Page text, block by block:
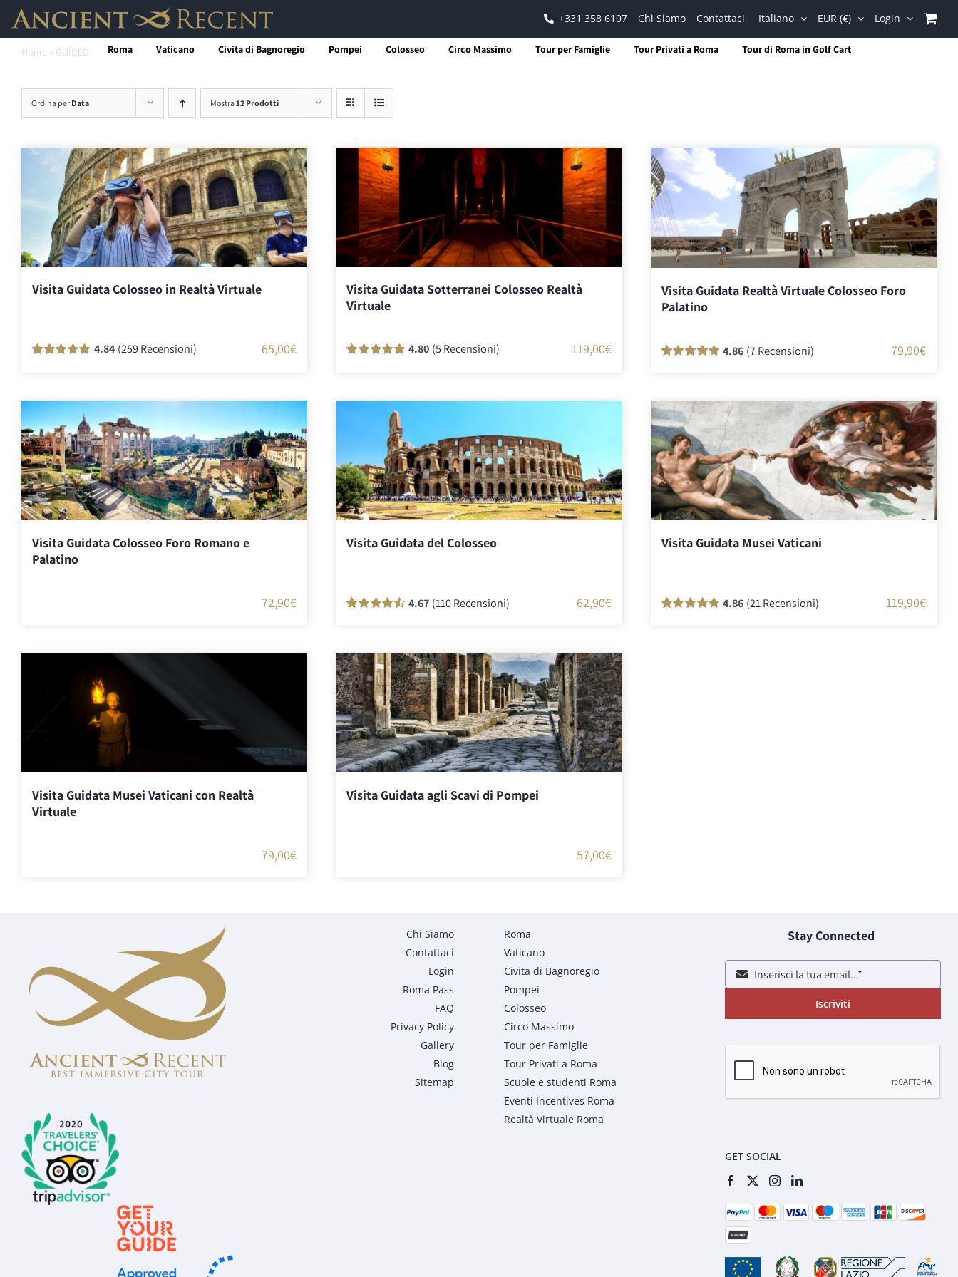
Salta
contenuto
+331 358 6107 Chi Siamo Contattaci Italiano EUR (€) Login
Roma Vaticano Civita di Bagnoregio Pompei Colosseo Circo Massimo Tour per Famiglie Tour Privati a Roma Tour di Roma in Golf Cart
Home » GUIDED
Ordina per Data Mostra12 Prodotti
Visita Guidata Colosseo in Realtà Virtuale
4.84 (259 Recensioni) 65,00€
Visita Guidata Sotterranei Colosseo Realtà
Virtuale
4.80 (5 Recensioni) 119,00€
Visita Guidata Realtà Virtuale Colosseo Foro
Palatino
4.86 (7 Recensioni) 79,90€
Visita Guidata Colosseo Foro Romano e
Palatino
72,90€
Visita Guidata del Colosseo
recensioni
4.67 (110 Recensioni) 62,90€
Visita Guidata Musei Vaticani
4.86 (21 Recensioni) 119,90€
Visita Guidata Musei Vaticani con Realtà
Virtuale
79,00€
Visita Guidata agli Scavi di Pompei
57,00€
Chi Siamo
Contattaci
Login
Roma Pass
FAQ
Privacy Policy
Gallery
Blog
Sitemap
Roma
Vaticano
Civita di Bagnoregio
Pompei
Colosseo
Circo Massimo
Tour per Famiglie
Tour Privati a Roma
Scuole e studenti Roma
Eventi Incentives Roma
Realtà Virtuale Roma
Stay Connected
Iscriviti
GET SOCIAL